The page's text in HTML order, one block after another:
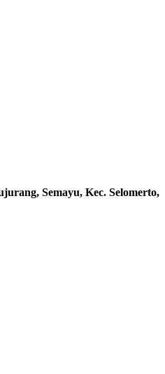
Semayu, Kec. Selomerto,